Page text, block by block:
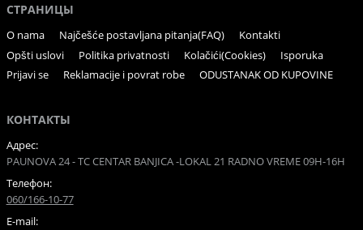
СТРАНИЦЫ
O nama Najčešće postavljana pitanja(FAQ)
Kontakti
Opšti uslovi
Politika privatnosti Kolačići(Cookies)
Isporuka
Prijavi se
Reklamacije i povrat robe ODUSTANAK OD KUPOVINE
КОНТАКТЫ
Адрес:
PAUNOVA 24 - TC CENTAR BANJICA -LOKAL 21 RADNO VREME 09H-16H
Телефон:
060/166-10-77
E-mail: